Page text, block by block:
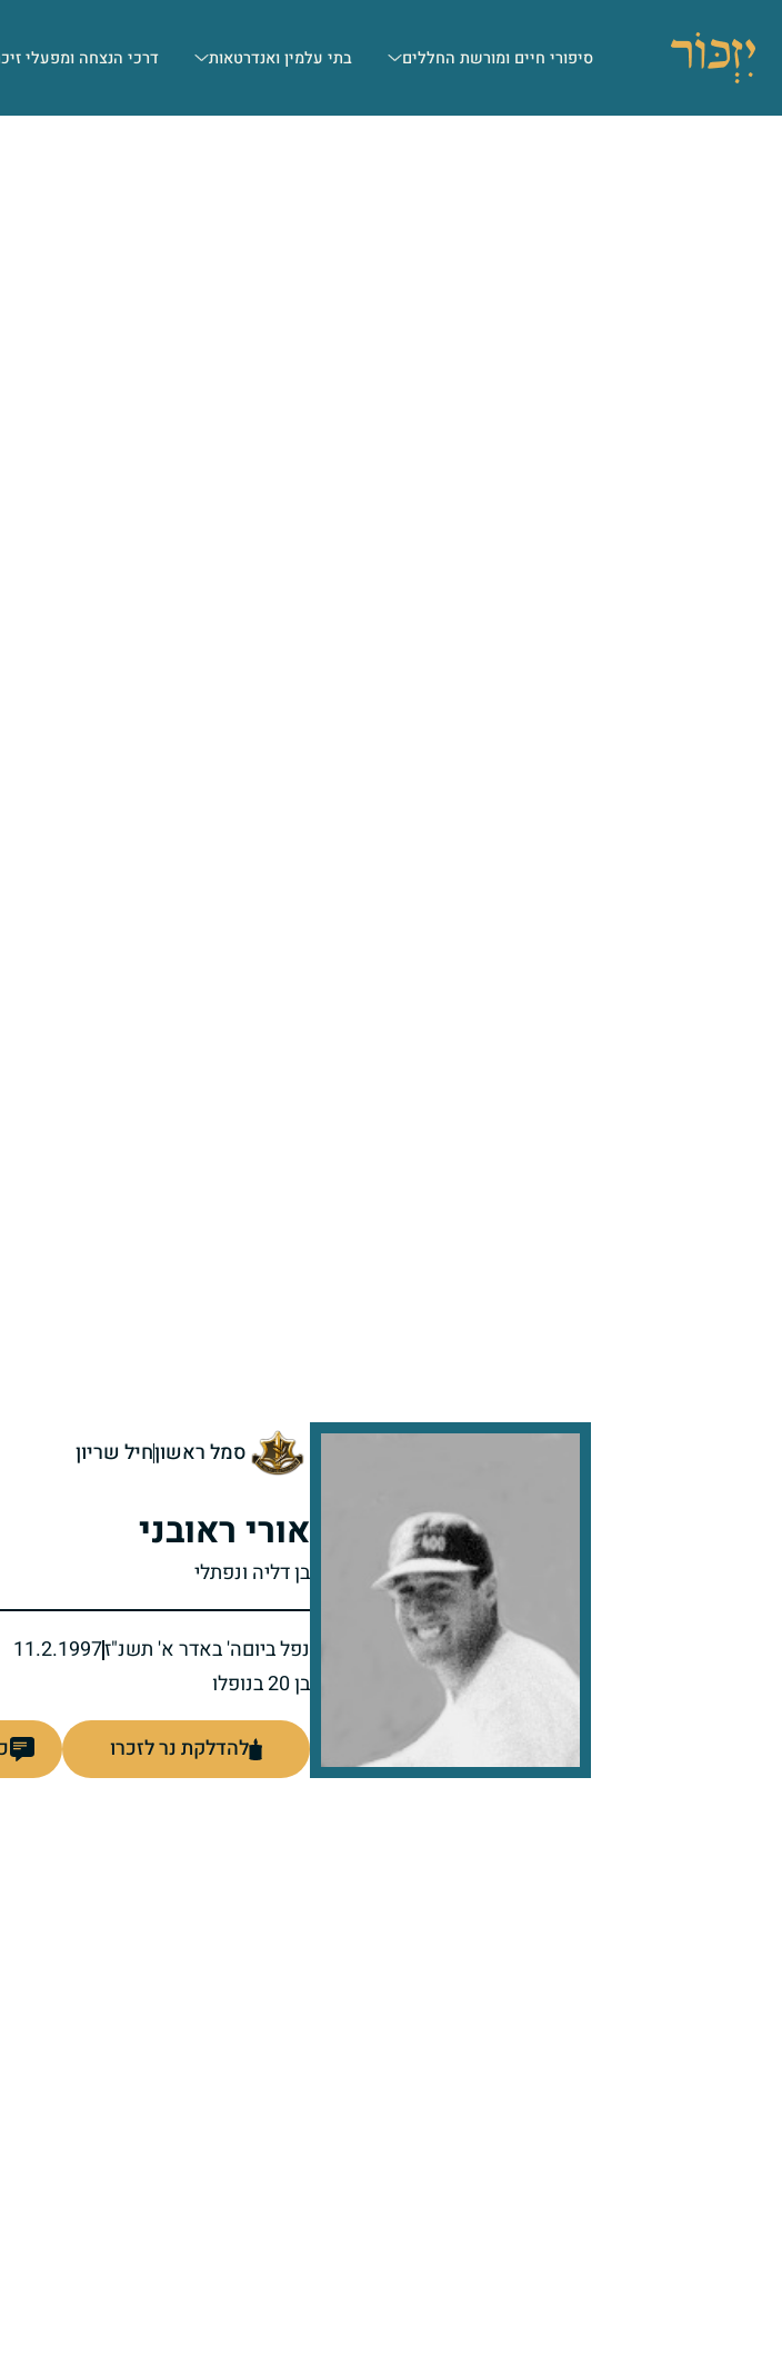
סיפורי חיים ומורשת החללים בתי עלמין ואנדרטאות דרכי הנצחה ומפעלי
סמל ראשוןחיל שריון
אורי ראובני
בן דליה ונפתלי
נפל ביוםה' באדר א' תשנ"ז11.2.1997
בן 20 בנופלו
להדלקת נר לזכרו